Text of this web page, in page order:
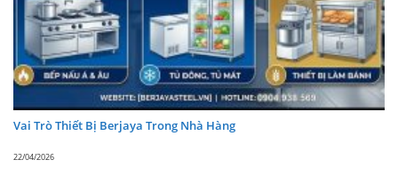
Vai Trò Thiết Bị Berjaya Trong Nhà Hàng
22/04/2026